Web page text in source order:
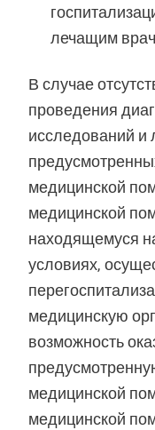
лечащим
В случае
проведения
исследований и
медицинской
медицинской
находящемуся
условиях,
медицинскую
возможность
медицинской
медицинской